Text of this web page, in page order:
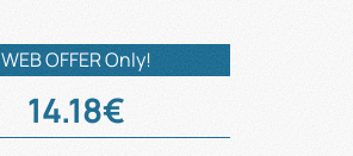
WEB OFFER Only!
14.18€